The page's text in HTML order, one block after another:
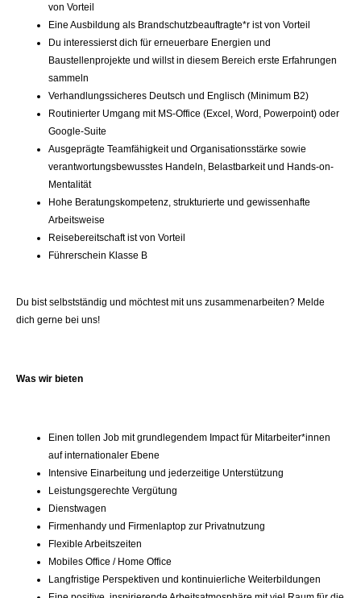
von Vorteil
Eine Ausbildung als Brandschutzbeauftragte*r ist von Vorteil
Du interessierst dich für erneuerbare Energien und
Baustellenprojekte und willst in diesem Bereich erste Erfahrungen
sammeln
Verhandlungssicheres Deutsch und Englisch (Minimum B2)
Routinierter Umgang mit MS-Office (Excel, Word, Powerpoint) oder
Google-Suite
Ausgeprägte Teamfähigkeit und Organisationsstärke sowie
verantwortungsbewusstes Handeln, Belastbarkeit und Hands-on-
Mentalität
Hohe Beratungskompetenz, strukturierte und gewissenhafte
Arbeitsweise
Reisebereitschaft ist von Vorteil
Führerschein Klasse B
Du bist selbstständig und möchtest mit uns zusammenarbeiten? Melde
dich gerne bei uns!
Was wir bieten
Einen tollen Job mit grundlegendem Impact für Mitarbeiter*innen
auf internationaler Ebene
Intensive Einarbeitung und jederzeitige Unterstützung
Leistungsgerechte Vergütung
Dienstwagen
Firmenhandy und Firmenlaptop zur Privatnutzung
Flexible Arbeitszeiten
Mobiles Office / Home Office
Langfristige Perspektiven und kontinuierliche Weiterbildungen